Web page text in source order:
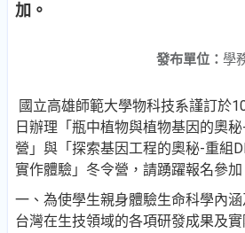
加。
發布單位： 學
國立高雄師範大學物科技系謹訂於
日辦理「瓶中植物與植物基因的奧
營」與「探索基因工程的奧秘-重組
實作體驗」冬令營，請踴躍報名參加
一、為使學生親身體驗生命科學內
台灣在生技領域的各項研發成果及